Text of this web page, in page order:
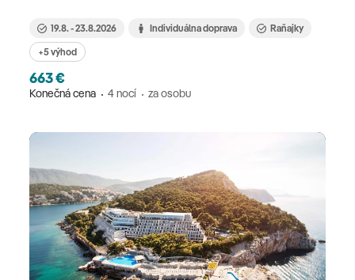
19.8. - 23.8.2026 Individuálna doprava
Raňajky
+5 výhod
663 €
Konečná cena 4 nocí za osobu